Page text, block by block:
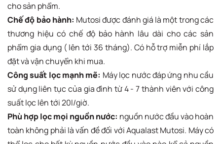
cho sản phẩm.
Chế độ bảo hành: Mutosi được đánh giá là một trong các
thương hiệu có chế độ bảo hành lâu dài cho các sản
phẩm gia dụng ( lên tới 36 tháng). Có hỗ trợ miễn phí lắp
đặt và vận chuyển khi mua.
Công suất lọc mạnh mẽ: Máy lọc nước đáp ứng nhu cầu
sử dụng liên tục của gia đình từ 4 - 7 thành viên với công
suất lọc lên tới 20l/giờ.
Phù hợp lọc mọi nguồn nước: nguồn nước đầu vào hoàn
toàn không phải là vấn đề đối với Aqualast Mutosi. Máy có